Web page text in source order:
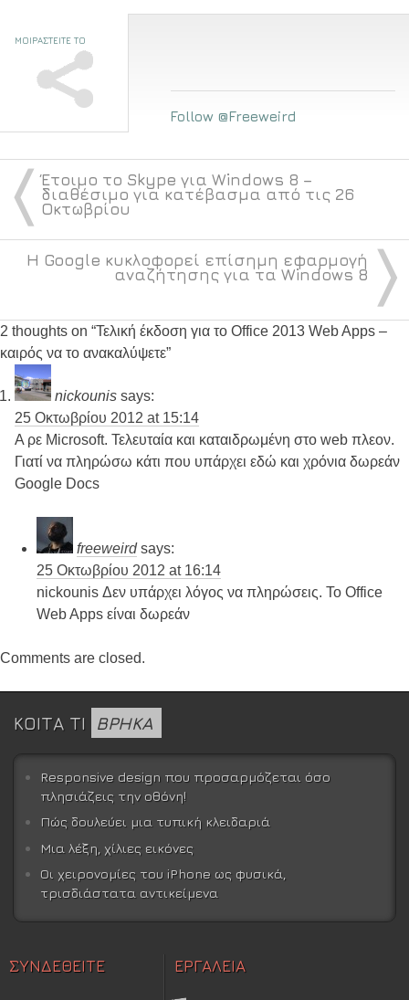
ΜΟΙΡΑΣΤΕΙΤΕ ΤΟ
Follow @Freeweird
〈 Έτοιμο το Skype για Windows 8 –
διαθέσιμο για κατέβασμα από τις 26
Οκτωβρίου
〉
Η Google κυκλοφορεί επίσημη εφαρμογή
αναζήτησης για τα Windows 8
2 thoughts on “Τελική έκδοση για το Office 2013 Web Apps –
καιρός να το ανακαλύψετε”
nickounis says:
25 Οκτωβρίου 2012 at 15:14
Α ρε Microsoft. Τελευταία και καταιδρωμένη στο web πλεον.
Γιατί να πληρώσω κάτι που υπάρχει εδώ και χρόνια δωρεάν
Google Docs
freeweird says:
25 Οκτωβρίου 2012 at 16:14
nickounis Δεν υπάρχει λόγος να πληρώσεις. Το Office
Web Apps είναι δωρεάν
Comments are closed.
ΚΟΙΤΑ ΤΙ ΒΡΗΚΑ
Responsive design που προσαρμόζεται όσο
πλησιάζεις την οθόνη!
Πώς δουλεύει μια τυπική κλειδαριά
Μια λέξη, χίλιες εικόνες
Οι χειρονομίες του iPhone ως φυσικά,
τρισδιάστατα αντικείμενα
ΣΥΝΔΕΘΕΙΤΕ ΕΡΓΑΛΕΙΑ